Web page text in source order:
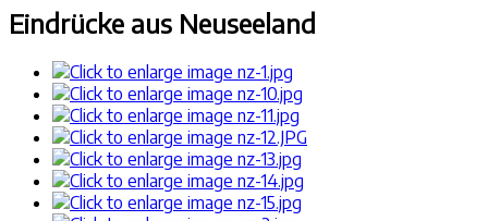
Eindrücke aus Neuseeland